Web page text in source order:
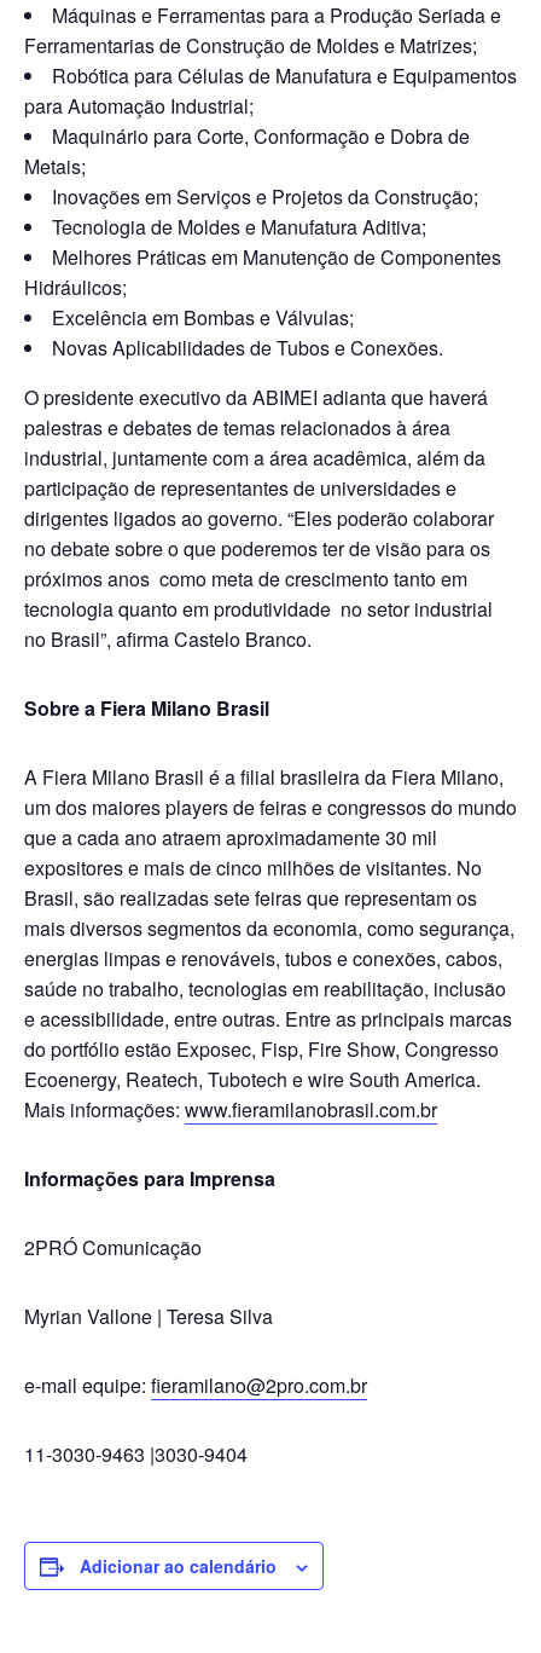
Máquinas e Ferramentas para a Produção Seriada e
Ferramentarias de Construção de Moldes e Matrizes;
Robótica para Células de Manufatura e Equipamentos
para Automação Industrial;
Maquinário para Corte, Conformação e Dobra de
Metais;
Inovações em Serviços e Projetos da Construção;
Tecnologia de Moldes e Manufatura Aditiva;
Melhores Práticas em Manutenção de Componentes
Hidráulicos;
Excelência em Bombas e Válvulas;
Novas Aplicabilidades de Tubos e Conexões.
O presidente executivo da ABIMEI adianta que haverá
palestras e debates de temas relacionados à área
industrial, juntamente com a área acadêmica, além da
participação de representantes de universidades e
dirigentes ligados ao governo. “Eles poderão colaborar
no debate sobre o que poderemos ter de visão para os
próximos anos como meta de crescimento tanto em
tecnologia quanto em produtividade no setor industrial
no Brasil”, afirma Castelo Branco.
Sobre a Fiera Milano Brasil
A Fiera Milano Brasil é a filial brasileira da Fiera Milano,
um dos maiores players de feiras e congressos do mundo
que a cada ano atraem aproximadamente 30 mil
expositores e mais de cinco milhões de visitantes. No
Brasil, são realizadas sete feiras que representam os
mais diversos segmentos da economia, como segurança,
energias limpas e renováveis, tubos e conexões, cabos,
saúde no trabalho, tecnologias em reabilitação, inclusão
e acessibilidade, entre outras. Entre as principais marcas
do portfólio estão Exposec, Fisp, Fire Show, Congresso
Ecoenergy, Reatech, Tubotech e wire South America.
Mais informações: www.fieramilanobrasil.com.br
Informações para Imprensa
2PRÓ Comunicação
Myrian Vallone | Teresa Silva
e-mail equipe: fieramilano@2pro.com.br
11-3030-9463 |3030-9404
Adicionar ao calendário